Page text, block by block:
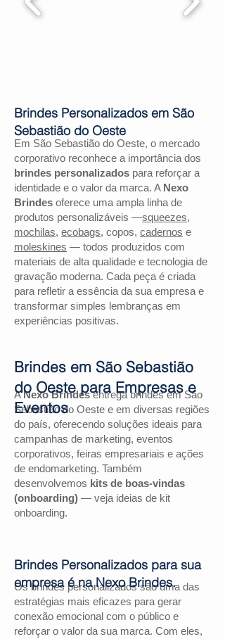
Em São Sebastião do Oeste, o mercado
corporativo reconhece a importância dos
brindes personalizados para reforçar a
identidade e o valor da marca. A Nexo
Brindes oferece uma ampla linha de
produtos personalizáveis —squeezes,
mochilas, ecobags, copos, cadernos e
moleskines — todos produzidos com
materiais de alta qualidade e tecnologia de
gravação moderna. Cada peça é criada
para refletir a essência da sua empresa e
transformar simples lembranças em
experiências positivas.
ANexo Brindesentrega brindes em São
Sebastião do Oeste e em diversas regiões
do país, oferecendo soluções ideais para
campanhas de marketing, eventos
corporativos, feiras empresariais e ações
de endomarketing. Também
desenvolvemos kits de boas-vindas
(onboarding) — veja ideias de kit
onboarding.
Os brindes personalizados são uma das
estratégias mais eficazes para gerar
conexão emocional com o público e
reforçar o valor da sua marca. Com eles,
Brindes Personalizados em São
Sebastião do Oeste
Brindes em São Sebastião
do Oeste para Empresas e
Eventos
Brindes Personalizados para sua
empresa é na Nexo Brindes.